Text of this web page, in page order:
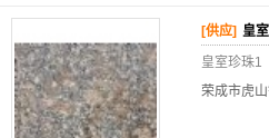
[供应] 皇
皇室珍珠1
荣成市虎